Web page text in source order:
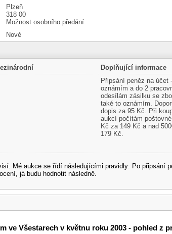
Plzeň
318 00
Možnost osobního předání
Nové
Doplňující informace
Připsání peněz na účet -
oznámím a do 2
odesílám zásilku se
také to oznámím.
dopis za 95 Kč. Při
aukcí počítám
Kč za 149 Kč a nad
179 Kč.
Mé aukce se řídí následujícími pravidly: Po připsání
já budu hodnotit následně.
ve Všestarech v květnu roku 2003 - pohled z